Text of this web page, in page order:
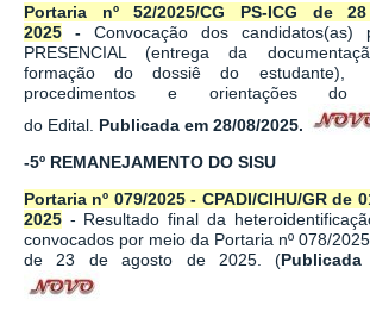
Portaria nº 52/2025/CG PS-ICG de
2025 - Convocação dos candidatos(as)
PRESENCIAL (entrega da
formação do dossiê do estudante),
procedimentos e orientações do
do Edital. Publicada em 28/08/2025.
-5º REMANEJAMENTO DO SISU
Portaria nº 079/2025 - CPADI/CIHU/GR de
2025 - Resultado final da
convocados por meio da Portaria nº 078/
de 23 de agosto de 2025. (